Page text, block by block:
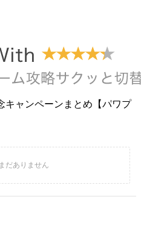
キャンペーンまとめ【パワプ